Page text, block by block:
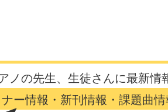
ノの先生、生徒さんに最新情
ー情報・新刊情報・課題曲